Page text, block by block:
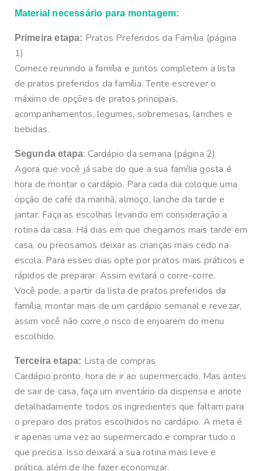
Material necessário para montagem:
Primeira etapa: Pratos Preferidos da Família (página
1)
Comece reunindo a família e juntos completem a lista
de pratos preferidos da família. Tente escrever o
máximo de opções de pratos principais,
acompanhamentos, legumes, sobremesas, lanches e
bebidas.
Segunda etapa: Cardápio da semana (página 2)
Agora que você já sabe do que a sua família gosta é
hora de montar o cardápio. Para cada dia coloque uma
opção de café da manhã, almoço, lanche da tarde e
jantar. Faça as escolhas levando em consideração a
rotina da casa. Há dias em que chegamos mais tarde em
casa, ou precisamos deixar as crianças mais cedo na
escola. Para esses dias opte por pratos mais práticos e
rápidos de preparar. Assim evitará o corre-corre.
Você pode, a partir da lista de pratos preferidos da
família, montar mais de um cardápio semanal e revezar,
assim você não corre o risco de enjoarem do menu
escolhido.
Terceira etapa: Lista de compras
Cardápio pronto, hora de ir ao supermercado. Mas antes
de sair de casa, faça um inventário da dispensa e anote
detalhadamente todos os ingredientes que faltam para
o preparo dos pratos escolhidos no cardápio. A meta é
ir apenas uma vez ao supermercado e comprar tudo o
que precisa. Isso deixará a sua rotina mais leve e
prática, além de lhe fazer economizar.